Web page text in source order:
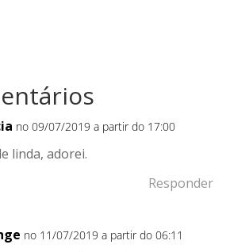
no 09/07/2019 a partir do 17:00
linda, adorei.
Responder
no 11/07/2019 a partir do 06:11